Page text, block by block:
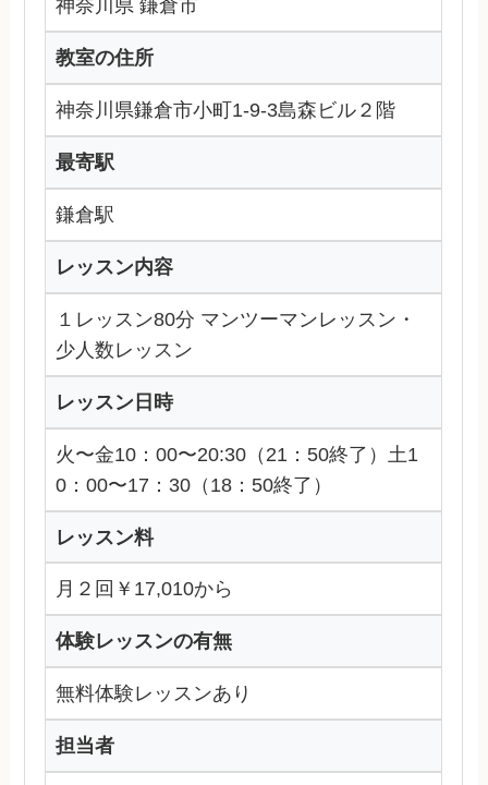
神奈川県 鎌倉市
教室の住所
神奈川県鎌倉市小町1-9-3島森ビル２階
最寄駅
鎌倉駅
レッスン内容
１レッスン80分 マンツーマンレッスン・
少人数レッスン
レッスン日時
火〜金10：00〜20:30（21：50終了）土1
0：00〜17：30（18：50終了）
レッスン料
月２回￥17,010から
体験レッスンの有無
無料体験レッスンあり
担当者